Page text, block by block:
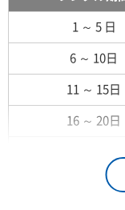
1 ～ 5 日
6 ～ 10日
11 ～ 15日
16 ～ 20日
26日 ～ 1ヶ月